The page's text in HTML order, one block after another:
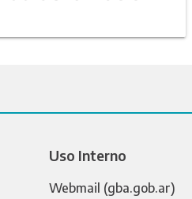
Uso Interno
Webmail (gba.gob.ar)